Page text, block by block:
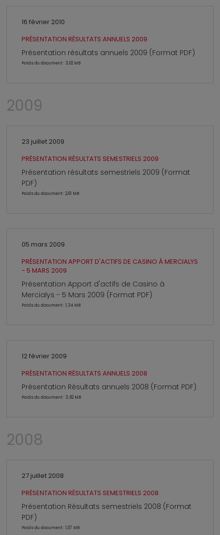
16 février 2010
PRÉSENTATION RÉSULTATS ANNUELS 2009
Présentation résultats annuels 2009 (Format PDF)
Poids du document : 3,02 MB
2009
23 juillet 2009
PRÉSENTATION RÉSULTATS SEMESTRIELS 2009
Présentation résultats semestriels 2009 (Format
PDF)
Poids du document : 2,61 MB
05 mars 2009
PRÉSENTATION APPORT D'ACTIFS DE CASINO À MERCIALYS
- 5 MARS 2009
Présentation Apport d'actifs de Casino à
Mercialys - 5 Mars 2009 (Format PDF)
Poids du document : 1,34 MB
12 février 2009
PRÉSENTATION RÉSULTATS ANNUELS 2008
Présentation Résultats annuels 2008 (Format PDF)
Poids du document : 3,82 MB
2008
27 juillet 2008
PRÉSENTATION RÉSULTATS SEMESTRIELS 2008
Présentation Résultats semestriels 2008 (Format
PDF)
Poids du document : 1,07 MB